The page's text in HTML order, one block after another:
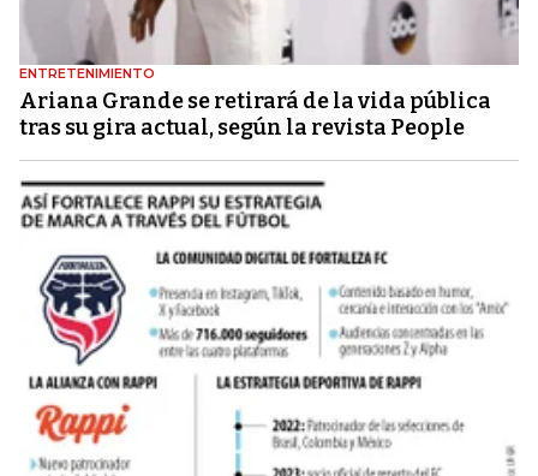
ENTRETENIMIENTO
Ariana Grande se retirará de la vida pública
tras su gira actual, según la revista People